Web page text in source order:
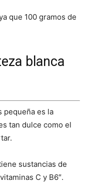
que 100 gramos de
blanca
pequeña es la
tan dulce como el
sustancias de
C y B6″.